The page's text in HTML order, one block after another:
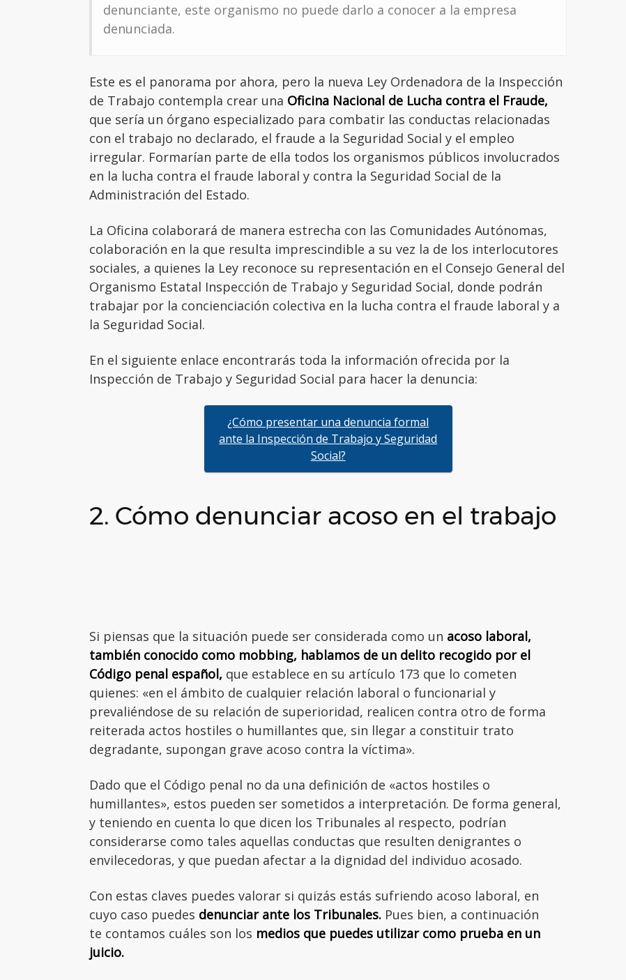
denunciante, este organismo no puede darlo a conocer a la empresa
denunciada.
Este es el panorama por ahora, pero la nueva Ley Ordenadora de la Inspección
de Trabajo contempla crear una Oficina Nacional de Lucha contra el Fraude,
que sería un órgano especializado para combatir las conductas relacionadas
con el trabajo no declarado, el fraude a la Seguridad Social y el empleo
irregular. Formarían parte de ella todos los organismos públicos involucrados
en la lucha contra el fraude laboral y contra la Seguridad Social de la
Administración del Estado.
La Oficina colaborará de manera estrecha con las Comunidades Autónomas,
colaboración en la que resulta imprescindible a su vez la de los interlocutores
sociales, a quienes la Ley reconoce su representación en el Consejo General del
Organismo Estatal Inspección de Trabajo y Seguridad Social, donde podrán
trabajar por la concienciación colectiva en la lucha contra el fraude laboral y a
la Seguridad Social.
En el siguiente enlace encontrarás toda la información ofrecida por la
Inspección de Trabajo y Seguridad Social para hacer la denuncia:
¿Cómo presentar una denuncia formal
ante la Inspección de Trabajo y Seguridad
Social?
2. Cómo denunciar acoso en el trabajo
Si piensas que la situación puede ser considerada como un acoso laboral,
también conocido como mobbing, hablamos de un delito recogido por el
Código penal español, que establece en su artículo 173 que lo cometen
quienes: «en el ámbito de cualquier relación laboral o funcionarial y
prevaliéndose de su relación de superioridad, realicen contra otro de forma
reiterada actos hostiles o humillantes que, sin llegar a constituir trato
degradante, supongan grave acoso contra la víctima».
Dado que el Código penal no da una definición de «actos hostiles o
humillantes», estos pueden ser sometidos a interpretación. De forma general,
y teniendo en cuenta lo que dicen los Tribunales al respecto, podrían
considerarse como tales aquellas conductas que resulten denigrantes o
envilecedoras, y que puedan afectar a la dignidad del individuo acosado.
Con estas claves puedes valorar si quizás estás sufriendo acoso laboral, en
cuyo caso puedes denunciar ante los Tribunales. Pues bien, a continuación
te contamos cuáles son los medios que puedes utilizar como prueba en un
juicio.